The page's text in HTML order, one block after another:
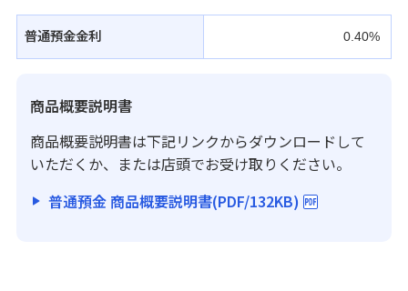
仲介・コンサルティング
みずほ信託銀行について
普通預金金利 0.40%
商品概要説明書
商品概要説明書は下記リンクからダウンロードして
いただくか、または店頭でお受け取りください。
普通預金 商品概要説明書(PDF/132KB)